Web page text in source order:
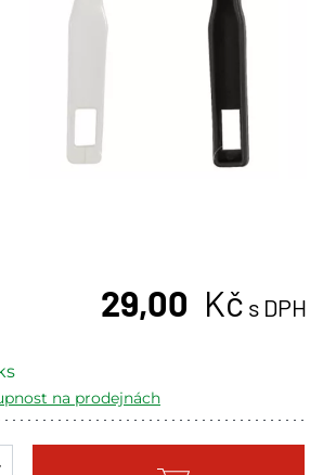
29,00 Kč s DPH
na prodejnách